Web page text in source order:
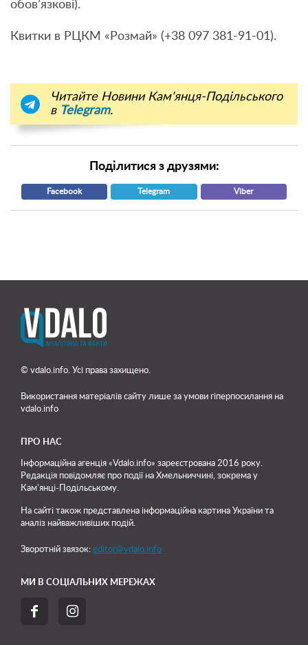
обов’язкові).
Квитки в РЦКМ «Розмай» (+38 097 381-91-01).
Читайте Новини Кам'янця-Подільського
в Telegram.
Поділитися з друзями:
Facebook Telegram Viber
© vdalo.info. Усі права захищено.
Використання матеріалів сайту лише за умови гіперпосилання на
vdalo.info
ПРО НАС
Інформаційна агенція «Vdalo.info» зареєстрована 2016 року.
Редакція повідомляє про події на Хмельниччині, зокрема у
Кам'янці-Подільському.
На сайті також представлена інформаційна картина України та
аналіз найважливіших подій.
Зворотній звязок: editor@vdalo.info
МИ В СОЦІАЛЬНИХ МЕРЕЖАХ
 